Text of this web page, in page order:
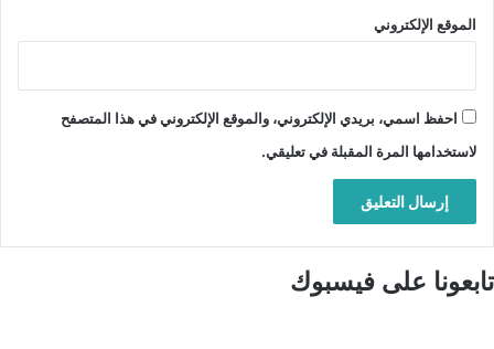
الموقع الإلكتروني
احفظ اسمي، بريدي الإلكتروني، والموقع الإلكتروني في هذا المتصفح
لاستخدامها المرة المقبلة في تعليقي.
تابعونا على فيسبوك